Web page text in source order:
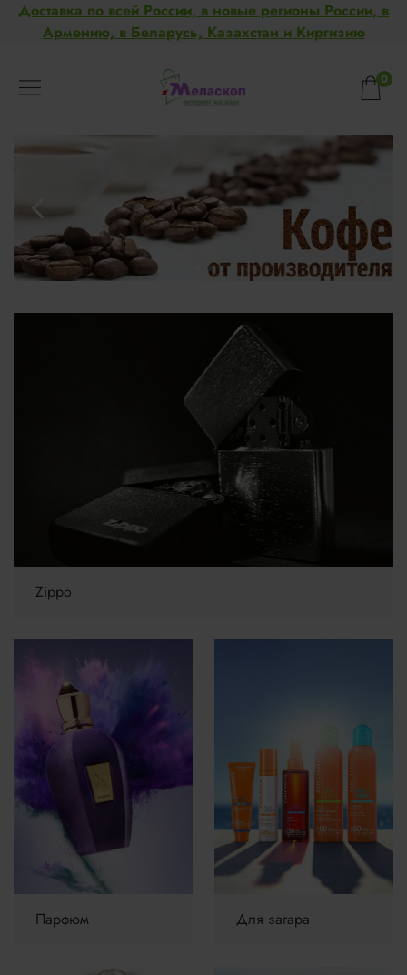
Доставка по всей России, в новые регионы России, в
Армению, в Беларусь, Казахстан и Киргизию
0
Zippo
Парфюм Для загара